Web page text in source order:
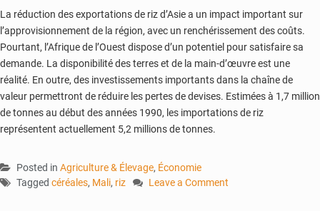
La réduction des exportations de riz d’Asie a un impact important sur
l’approvisionnement de la région, avec un renchérissement des coûts.
Pourtant, l’Afrique de l’Ouest dispose d’un potentiel pour satisfaire sa
demande. La disponibilité des terres et de la main-d’œuvre est une
réalité. En outre, des investissements importants dans la chaîne de
valeur permettront de réduire les pertes de devises. Estimées à 1,7 million
de tonnes au début des années 1990, les importations de riz
représentent actuellement 5,2 millions de tonnes.
Posted in Agriculture & Élevage, Économie
Tagged céréales, Mali, riz
Leave a Comment